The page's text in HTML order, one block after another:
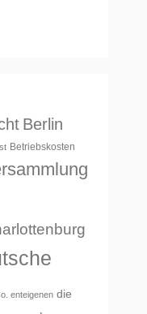
Berlin
Betriebskosten
enteigenen die